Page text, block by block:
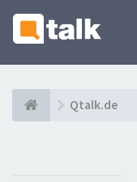
Qtalk.de